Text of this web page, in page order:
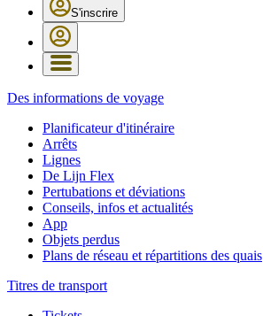
S'inscrire
Des informations de voyage
Planificateur d'itinéraire
Arrêts
Lignes
De Lijn Flex
Pertubations et déviations
Conseils, infos et actualités
App
Objets perdus
Plans de réseau et répartitions des quais
Titres de transport